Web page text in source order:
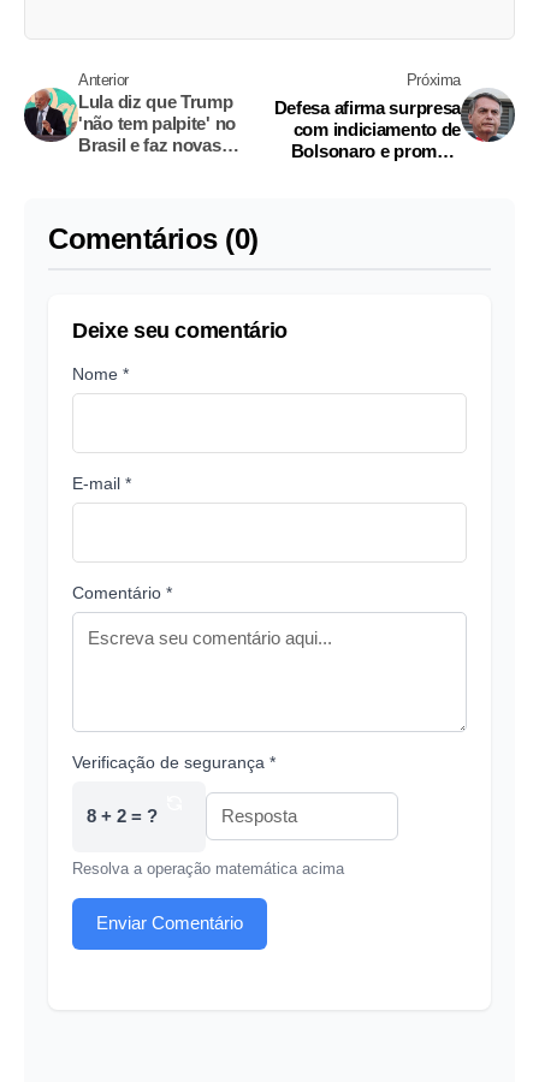
Anterior
Lula diz que Trump
'não tem palpite' no
Brasil e faz novas
Próxima
Defesa afirma surpresa
com indiciamento de
Bolsonaro e promete
Comentários (0)
Deixe seu comentário
Nome *
E-mail *
Comentário *
Verificação de segurança *
8 + 2 = ?
Resolva a operação matemática acima
Enviar Comentário